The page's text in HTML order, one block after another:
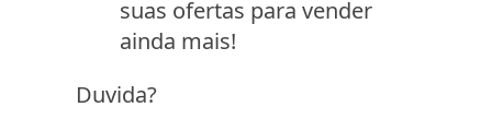
suas ofertas para vender
ainda mais!
Duvida?